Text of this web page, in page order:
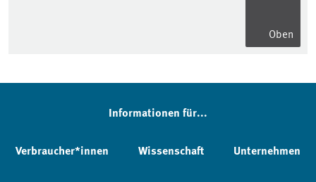
Oben
Informationen für...
Verbraucher*innen Wissenschaft Unternehmen